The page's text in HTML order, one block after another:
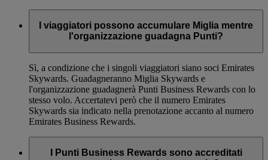
I viaggiatori possono accumulare Miglia mentre
l'organizzazione guadagna Punti?
Sì, a condizione che i singoli viaggiatori siano soci Emirates
Skywards. Guadagneranno Miglia Skywards e
l'organizzazione guadagnerà Punti Business Rewards con lo
stesso volo. Accertatevi però che il numero Emirates
Skywards sia indicato nella prenotazione accanto al numero
Emirates Business Rewards.
I Punti Business Rewards sono accreditati